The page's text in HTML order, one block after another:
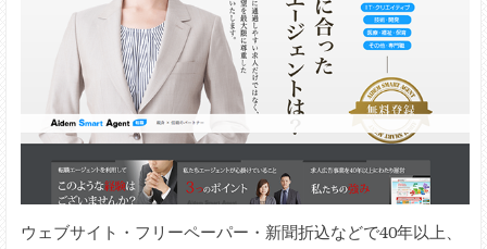
ウェブサイト・フリーペーパー・新聞折込などで40年以上、